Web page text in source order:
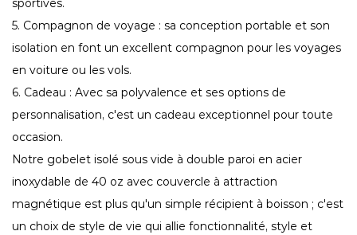
sportives.
5. Compagnon de voyage : sa conception portable et son
isolation en font un excellent compagnon pour les voyages
en voiture ou les vols.
6. Cadeau : Avec sa polyvalence et ses options de
personnalisation, c'est un cadeau exceptionnel pour toute
occasion.
Notre gobelet isolé sous vide à double paroi en acier
inoxydable de 40 oz avec couvercle à attraction
magnétique est plus qu'un simple récipient à boisson ; c'est
un choix de style de vie qui allie fonctionnalité, style et